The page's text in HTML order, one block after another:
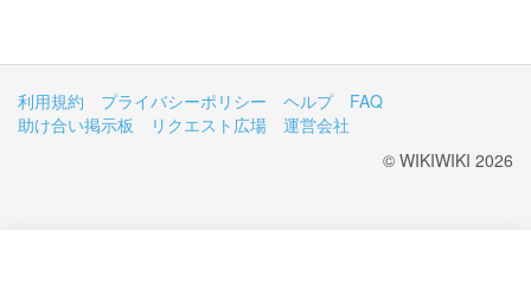
利用規約 プライバシーポリシー ヘルプ
FAQ
助け合い掲示板
リクエスト広場
運営会社
© WIKIWIKI 2026